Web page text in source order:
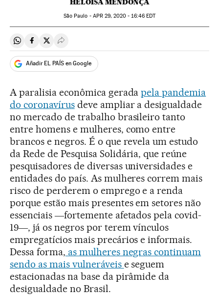
HELOÍSA MENDONÇA
São Paulo - APR 29, 2020 - 16:46EDT
Compartir en Whatsapp
Compartir en Facebook
Compartir en Twitter
Desplegar Redes Sociales
Añadir EL PAÍS en Google
A paralisia econômica geradapela pandemia
do coronavírusdeve ampliar a desigualdade
no mercado de trabalho brasileiro tanto
entre homens e mulheres, como entre
brancos e negros. É o que revela um estudo
da Rede de Pesquisa Solidária, que reúne
pesquisadores de diversas universidades e
entidades do país. As mulheres correm mais
risco de perderem o emprego e a renda
porque estão mais presentes em setores não
essenciais ―fortemente afetados pela covid-
19―, já os negros por terem vínculos
empregatícios mais precários e informais.
Dessa forma, as mulheres negras continuam
sendo as mais vulneráveis e seguem
estacionadas na base da pirâmide da
desigualdade no Brasil.